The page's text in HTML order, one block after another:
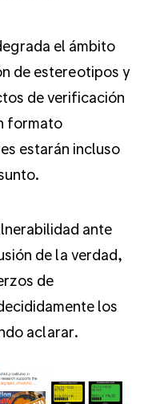
el ámbito
de estereotipos y
de verificación
formato
estarán incluso
ante
de la verdad,
de
los
aclarar.